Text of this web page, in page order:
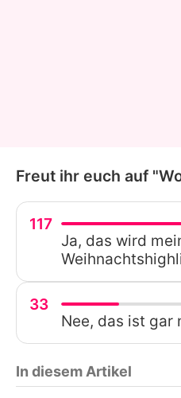
Freut ihr euch auf
117
Ja, das wird
33
Nee, das ist gar
In diesem Artikel